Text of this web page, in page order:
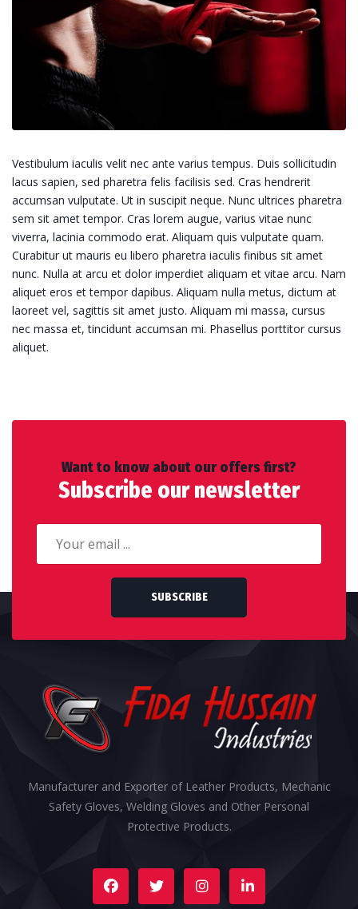
Vestibulum iaculis velit nec ante varius tempus. Duis sollicitudin
lacus sapien, sed pharetra felis facilisis sed. Cras hendrerit
accumsan vulputate. Ut in suscipit neque. Nunc ultrices pharetra
sem sit amet tempor. Cras lorem augue, varius vitae nunc
viverra, lacinia commodo erat. Aliquam quis vulputate quam.
Curabitur ut mauris eu libero pharetra iaculis finibus sit amet
nunc. Nulla at arcu et dolor imperdiet aliquam et vitae arcu. Nam
aliquet eros et tempor dapibus. Aliquam nulla metus, dictum at
laoreet vel, sagittis sit amet justo. Aliquam mi massa, cursus
nec massa et, tincidunt accumsan mi. Phasellus porttitor cursus
aliquet.
Want to know about our offers first?
Subscribe our newsletter
SUBSCRIBE
Manufacturer and Exporter of Leather Products, Mechanic
Safety Gloves, Welding Gloves and Other Personal
Protective Products.